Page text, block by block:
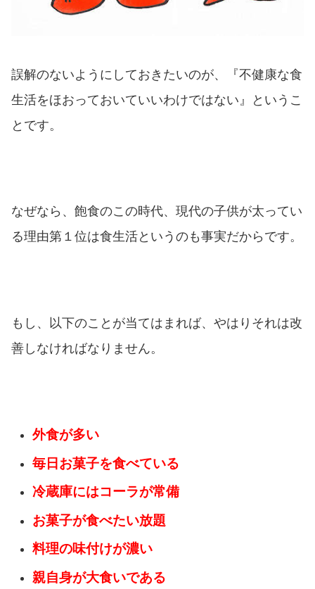
誤解のないようにしておきたいのが、『不健康な食
生活をほおっておいていいわけではない』というこ
とです。
なぜなら、飽食のこの時代、現代の子供が太ってい
る理由第１位は食生活というのも事実だからです。
もし、以下のことが当てはまれば、やはりそれは改
善しなければなりません。
外食が多い
毎日お菓子を食べている
冷蔵庫にはコーラが常備
お菓子が食べたい放題
料理の味付けが濃い
親自身が大食いである